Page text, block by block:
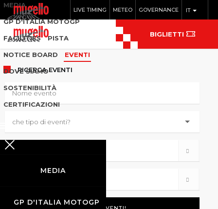
IT
LIVE TIMING METEO GOVERNANCE
MEDIA
GP D'ITALIA MOTOGP
FACILITIES PISTA
NOTICE BOARD EVENTI
DOVE SIAMO
SOSTENIBILITÀ
CERTIFICAZIONI
MEDIA
GP D'ITALIA MOTOGP
BIGLIETTI
RICERCAEVENTI